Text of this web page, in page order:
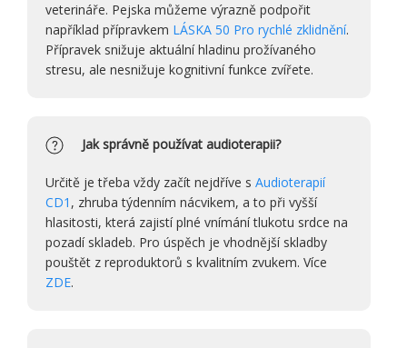
veterináře. Pejska můžeme výrazně podpořit
například přípravkem LÁSKA 50 Pro rychlé zklidnění.
Přípravek snižuje aktuální hladinu prožívaného
stresu, ale nesnižuje kognitivní funkce zvířete.
Jak správně používat audioterapii?
Určitě je třeba vždy začít nejdříve s Audioterapií
CD1 , zhruba týdenním nácvikem, a to při vyšší
hlasitosti, která zajistí plné vnímání tlukotu srdce na
pozadí skladeb. Pro úspěch je vhodnější skladby
pouštět z reproduktorů s kvalitním zvukem. Více
ZDE.